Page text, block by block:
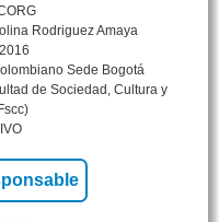
Rodriguez Amaya
Sede Bogotá
de Sociedad, Cultura y